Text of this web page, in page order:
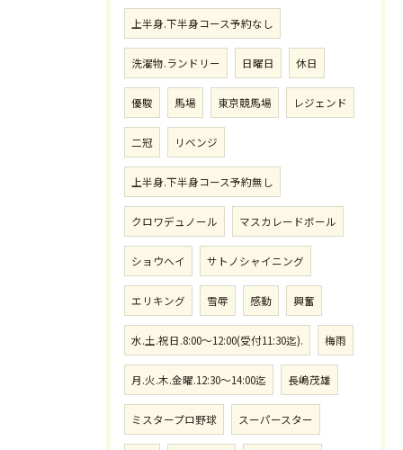
上半身.下半身コース予約なし
洗濯物.ランドリー 日曜日 休日
優駿 馬場 東京競馬場 レジェンド
二冠 リベンジ
上半身.下半身コース予約無し
クロワデュノール マスカレードボール
ショウヘイ サトノシャイニング
エリキング 雪辱 感動 興奮
水.土.祝日.8:00〜12:00(受付11:30迄). 梅雨
月.火.木.金曜.12:30〜14:00迄 長嶋茂雄
ミスタープロ野球 スーパースター